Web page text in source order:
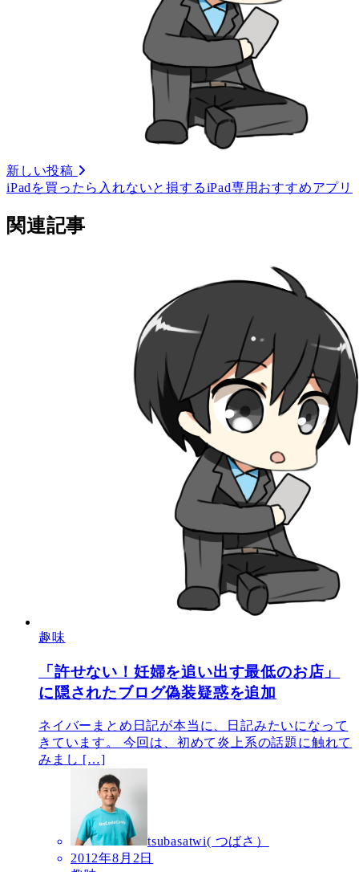
新しい投稿
iPadを買ったら入れないと損するiPad専用おすすめアプリ
関連記事
趣味
「許せない！妊婦を追い出す最低のお店」
に隠されたブログ偽装疑惑を追加
ネイバーまとめ日記が本当に、日記みたいになって
きています。 今回は、初めて炎上系の話題に触れて
みまし […]
tsubasatwi( つばさ）
2012年8月2日